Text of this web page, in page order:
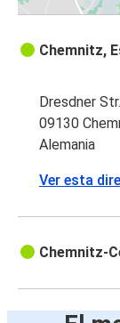
Chemnitz,
Dresdner Str.
09130
Alemania
Ver esta
Chemnitz-